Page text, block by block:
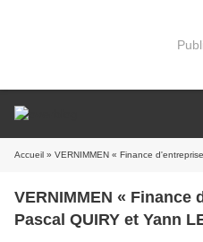
Accueil » VERNIMMEN « Finance
VERNIMMEN « Finance
Pascal QUIRY et Yann